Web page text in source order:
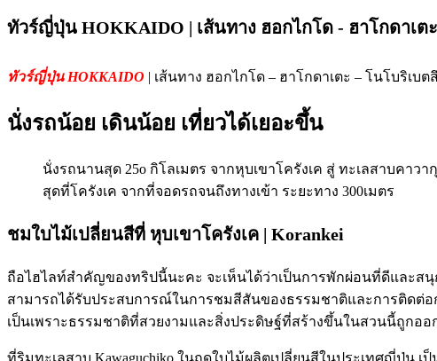
ทัวร์ญี่ปุ่น HOKKAIDO | เส้นทาง ฮอกไกโด - ฮาโกดาเต
ทัวร์ญี่ปุ่น HOKKAIDO | เส้นทาง ฮอกไกโด – ฮาโกดาเตะ – โนโบริเบ
นั่งรถน้อย เดินน้อย เที่ยวได้เยอะขึ้น
นั่งรถนานสุด 25o กิโลเมตร จากหุบเขาโครังเค สู่ ทะเลสาบคา
สุดที่โครังเค จากที่จอดรถจนถึงทางเข้า ระยะทาง 300เมตร
ชมใบไม้เปลี่ยนสีที่ หุบเขาโครังเค | Korankei
ถือไฮไลท์สำคัญของทริปนี้นะคะ จะเห็นได้ว่าเป็นการพักผ่อนที่ดีและสนุ
สามารถได้รับประสบการณ์ในการชมสีสันของธรรมชาติและการติดต่
เป็นเพราะธรรมชาติที่สวยงามและสิ่งประดิษฐ์ที่สร้างขึ้นในสวนนี้ถูกอ
ที่ริมทะเลสาบ Kawaguchiko ในฤดูใบไม้ผลิตเปลี่ยนสีในประเทศญี่ปุ่น